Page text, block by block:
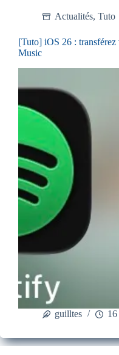
Actualités, Tuto
[Tuto] iOS 26 :
Music
guilltes